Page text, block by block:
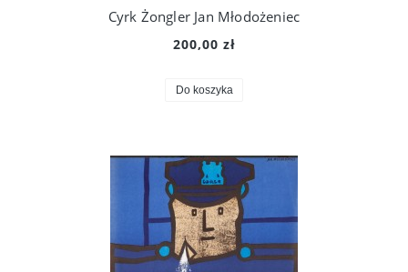
Cyrk Żongler Jan Młodożeniec
200,00 zł
Do koszyka